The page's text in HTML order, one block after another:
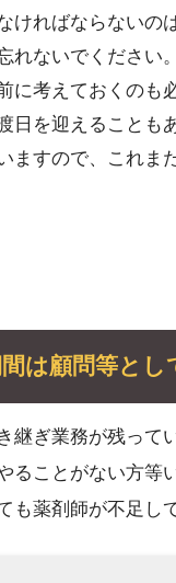
ければならないの
れないでください
に考えておくの
日を迎えることも
ますので、これま
は顧問等とし
継ぎ業務が残って
ることがない方等
も薬剤師が不足し